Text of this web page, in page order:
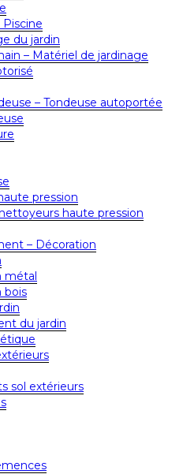
du jardin
– Matériel de jardinage
– Tondeuse autoportée
pression
haute pression
– Décoration
métal
bois
du jardin
sol extérieurs